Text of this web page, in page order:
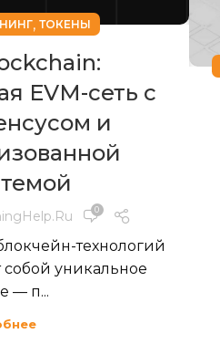
, ТОКЕНЫ
EVM-сеть с
и
0
технологий
собой уникальное
— п...